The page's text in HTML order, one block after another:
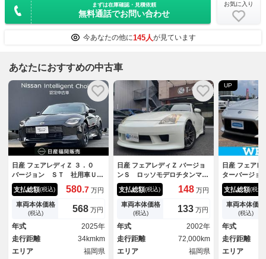
まずは在庫確認・見積依頼
無料通話でお問い合わせ
お気に入り
今あなたの他に145人が見ています
あなたにおすすめの中古車
日産 フェアレディＺ ３．０
バージョン ＳＴ 社用車Ｕ
Ｐ・認定中古車 ＡＡＣ １オ
ーナー車 禁煙 車線逸脱警
報 ＬＥＤライト 試乗車 セ
キュリティ Ｓヒーター ナビ
ＴＶ クルーズコントロール
ＥＴＣ スマートキー パワー
ウィンドウ アルミホイール
支払総額(税込) 580.7 万円
車両本体価格
(税込) 568 万円
年式
2025年
走行距離
34kmkm
エリア
福岡県
日産 フェアレディＺ バージョ
ンＳ ロッソモデロチタンマフ
ラー（車検対応） 強化クラッ
チ ＨＫＳ車高調 ベイルサイ
ドフルエアロ フロントサイド
リアウィング 社外テールレン
ズ レイズ１８インチアルミ
６速マニュアル 社外ミラー
支払総額(税込) 148 万円
車両本体価格
(税込) 133 万円
年式
2002年
走行距離
72,000km
エリア
福岡県
UP
日産 フェアレ
ターバージョ
／純正 ＳＤ
ト 前席／シ
ー／ドライ
／ヘッドラ
Ｃ／ＥＢＤ付
止装置／バッ
セグＴＶ
支払総額(税込)
車両本体価格
(税込)
年式
走行距離
エリア